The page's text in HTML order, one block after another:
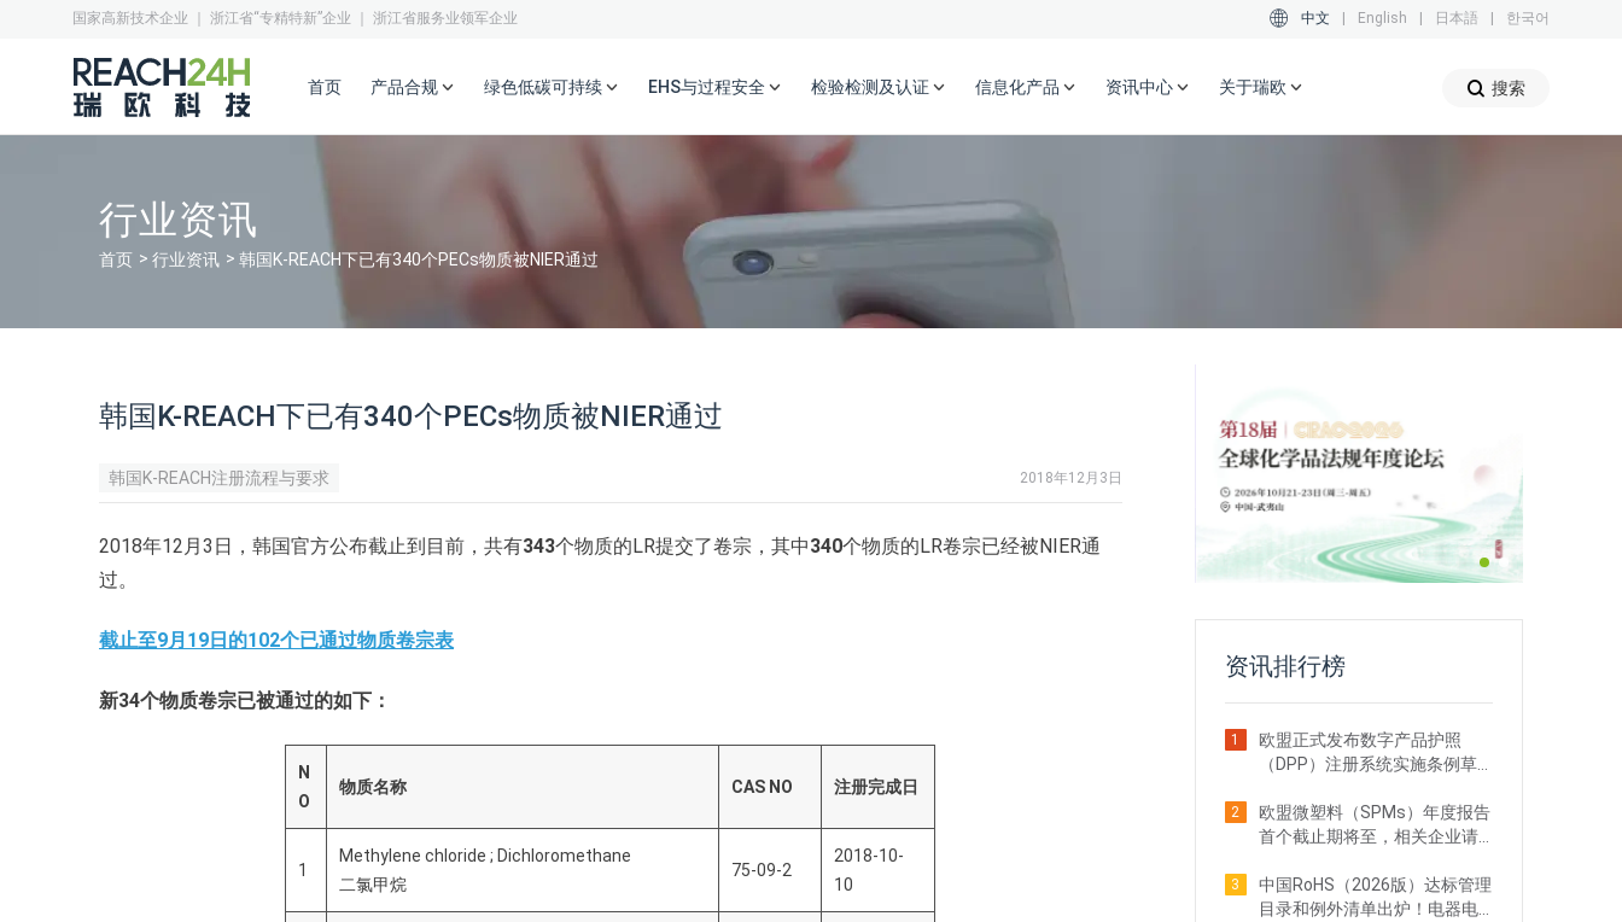
国家高新技术企业 ｜ 浙江省“专精特新”企业 ｜ 浙江省服务业领军企业 中文 English 日本語 한국어
首页 产品合规 绿色低碳可持续 EHS与过程安全 检验检测及认证 信息化产品 资讯中心 关于瑞欧 搜索
行业资讯
首页 行业资讯 韩国K-REACH下已有340个PECs物质被NIER通过
韩国K-REACH下已有340个PECs物质被NIER通过
韩国K-REACH注册流程与要求 2018年12月3日
2018年12月3日，韩国官方公布截止到目前，共有343个物质的LR提交了卷宗，其中340个物质的LR卷宗已经被NIER通
过。
截止至9月19日的102个已通过物质卷宗表
新34个物质卷宗已被通过的如下：
N
O
物质名称 CAS NO 注册完成日
1
Methylene chloride ; Dichloromethane
二氯甲烷
75-09-2
2018-10-
10
资讯排行榜
1
欧盟正式发布数字产品护照
（DPP）注册系统实施条例草
2
欧盟微塑料（SPMs）年度报告
首个截止期将至，相关企业请
3
中国RoHS（2026版）达标管理
目录和例外清单出炉！电器电